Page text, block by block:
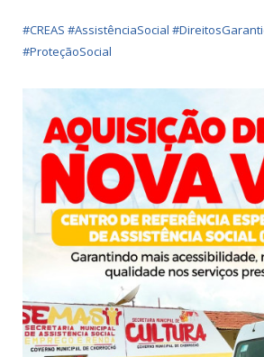
#CREAS #AssistênciaSocial
#ProteçãoSocial